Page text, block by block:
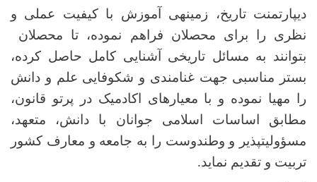
دیپارتمنت تاریخ، زمینه­ی آموزش با کیفیت عملی و
نظری را برای محصلان فراهم نموده، تا محصلان
بتوانند به مسائل تاریخی آشنایی کامل حاصل کرده،
بستر مناسبی جهت غنامندی و شکوفایی علم و دانش
را مهیا نموده و با معیار­های اکادمیک در پرتو قانون،
مطابق اساسات اسلامی جوانان با دانش، متعهد،
مسؤولیت­پذیر و وطن­دوست را به جامعه و معارف کشور
تربیت و تقدیم نماید.